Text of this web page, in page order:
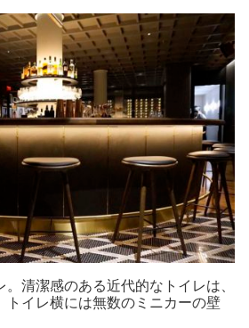
清潔感のある近代的なトイレは、
トイレ横には無数のミニカーの壁